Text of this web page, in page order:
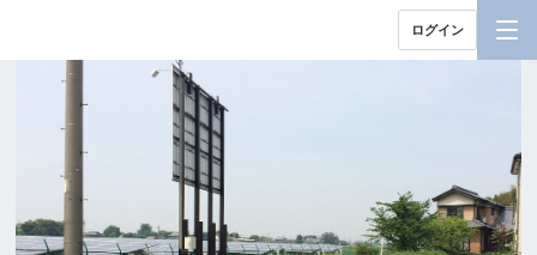
ログイン